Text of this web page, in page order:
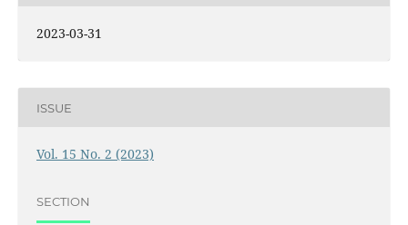
2023-03-31
ISSUE
Vol. 15 No. 2 (2023)
SECTION